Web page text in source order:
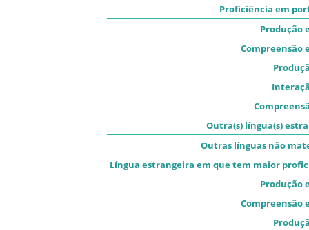
Proficiência em
Produção
Compreensão
Outra(s) língua(s)
Outras línguas não
Língua estrangeira em que tem maior
Produção
Compreensão